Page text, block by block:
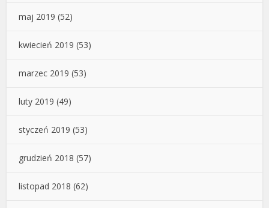
maj 2019 (52)
kwiecień 2019 (53)
marzec 2019 (53)
luty 2019 (49)
styczeń 2019 (53)
grudzień 2018 (57)
listopad 2018 (62)